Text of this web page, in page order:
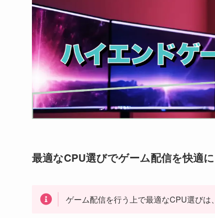
最適なCPU選びでゲーム配信を快適に
ゲーム配信を行う上で最適なCPU選びは